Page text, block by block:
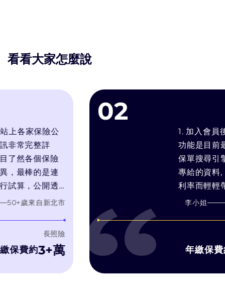
看看大家怎麼說
家保險公
完整詳
各個保險
棒的是連
，公開透
的需求推
歲來自新北市
長照險
約3+萬
02
1. 加入會員後可
功能是目前最符
保單搜尋引擎.
專給的資料, 常
利率而輕輕帶過
靠推銷技術和人
字比較, 有疑問
李小姐 60
年繳保費約